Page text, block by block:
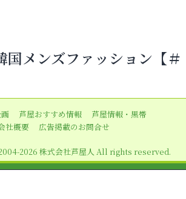
国メンズファッション【＃
芦屋おすすめ情報
芦屋情報・黒帯
社概要 広告掲載のお問合せ
2026 株式会社芦屋人 All rights reserved.